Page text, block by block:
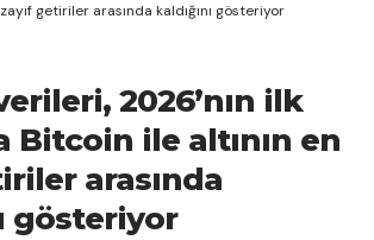
getiriler arasında kaldığını gösteriyor
2026’nın ilk
Bitcoin ile altının en
arasında
gösteriyor